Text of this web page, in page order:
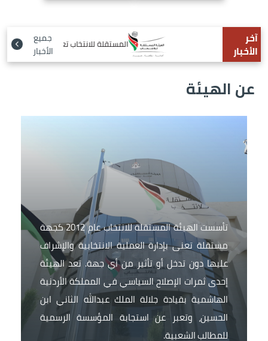
آخر
الأخبار المستقلة للانتخاب تعلن عن فتح باب الاعتماد للصحفيين
جميع
الأخبار
عن الهيئة
الصورة
تأسست الهيئة المستقلة للانتخاب عام 2012 كجهة
مستقلة تعنى بإدارة العملية الانتخابية والإشراف
عليها دون تدخل أو تأثير من أي جهة. تعد الهيئة
إحدى ثمرات الإصلاح السياسي في المملكة الأردنية
الهاشمية بقيادة جلالة الملك عبدالله الثاني ابن
الحسين، وتعبر عن استجابة المؤسسة الرسمية
للمطالب الشعبية.